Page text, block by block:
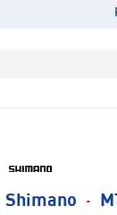
Shimano ·